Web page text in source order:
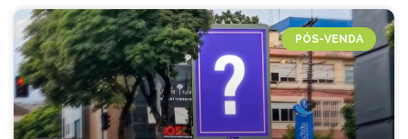
PÓS-VENDA